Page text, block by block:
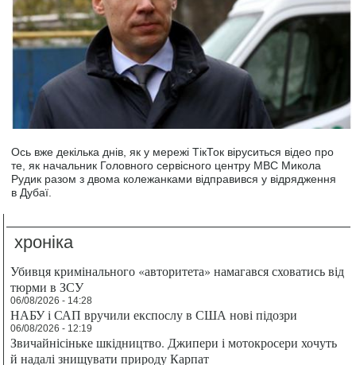
Ось вже декілька днів, як у мережі ТікТок віруситься відео про
те, як начальник Головного сервісного центру МВС Микола
Рудик разом з двома колежанками відправився у відрядження
в Дубаї.
хроніка
Убивця кримінального «авторитета» намагався сховатись від
тюрми в ЗСУ
06/08/2026 - 14:28
НАБУ і САП вручили експослу в США нові підозри
06/08/2026 - 12:19
Звичайнісіньке шкідництво. Джипери і мотокросери хочуть
й надалі знищувати природу Карпат